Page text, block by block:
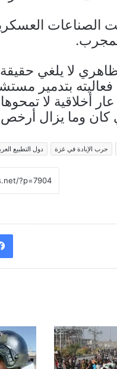
الصناعات
لا يلغي
بتدمير
أخلاقية لا تمحوها
كان وما يزال
حرب الإبادة في غزة دول التطبيع